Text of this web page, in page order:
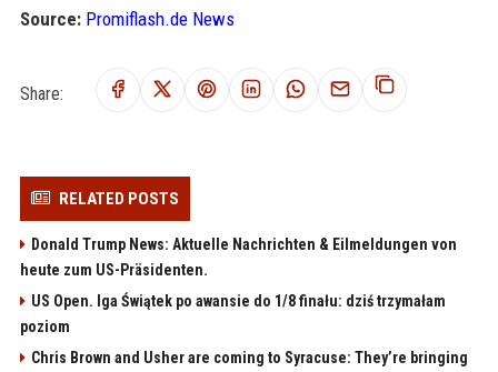
Source: Promiflash.de News
Share:
RELATED POSTS
Donald Trump News: Aktuelle Nachrichten & Eilmeldungen von
heute zum US-Präsidenten.
US Open. Iga Świątek po awansie do 1/8 finału: dziś trzymałam
poziom
Chris Brown and Usher are coming to Syracuse: They’re bringing